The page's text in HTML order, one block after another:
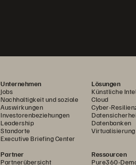
Unternehmen
Jobs
Nachhaltigkeit und soziale
Auswirkungen
Investorenbeziehungen
Leadership
Standorte
Executive Briefing Center
Lösungen
Künstliche
Cloud
Cyber-
Datenbanken
Virtualisierung
Partner
Partnerübersicht
Ressourcen
Pure360-